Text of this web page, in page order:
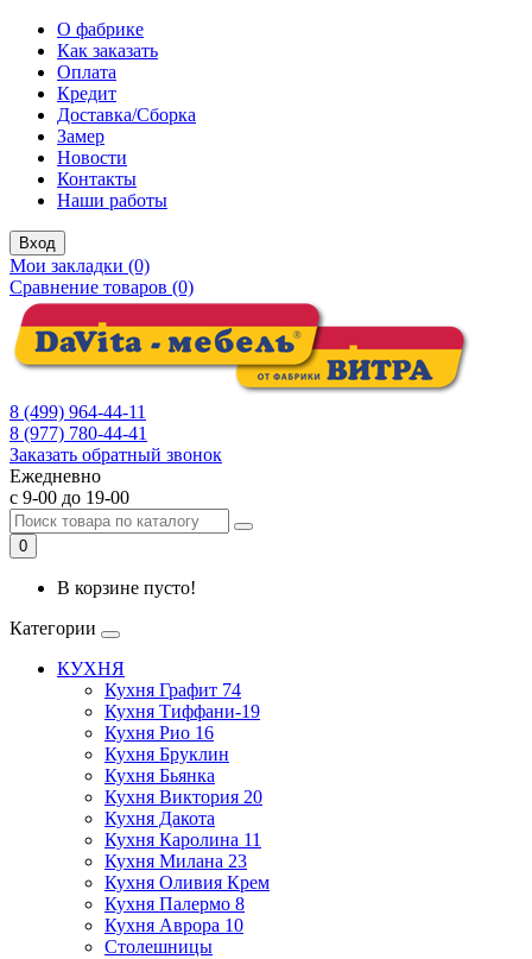
О фабрике
Как заказать
Оплата
Кредит
Доставка/Сборка
Замер
Новости
Контакты
Наши работы
Вход
Мои закладки (0)
Сравнение товаров (0)
8 (499) 964-44-11
8 (977) 780-44-41
Заказать обратный звонок
Ежедневно
с 9-00 до 19-00
0
В корзине пусто!
Категории
КУХНЯ
Кухня Графит 74
Кухня Тиффани-19
Кухня Рио 16
Кухня Бруклин
Кухня Бьянка
Кухня Виктория 20
Кухня Дакота
Кухня Каролина 11
Кухня Милана 23
Кухня Оливия Крем
Кухня Палермо 8
Кухня Аврора 10
Столешницы